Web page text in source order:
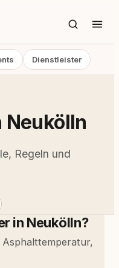
Dienstleister
Neukölln
Regeln und
in Neukölln?